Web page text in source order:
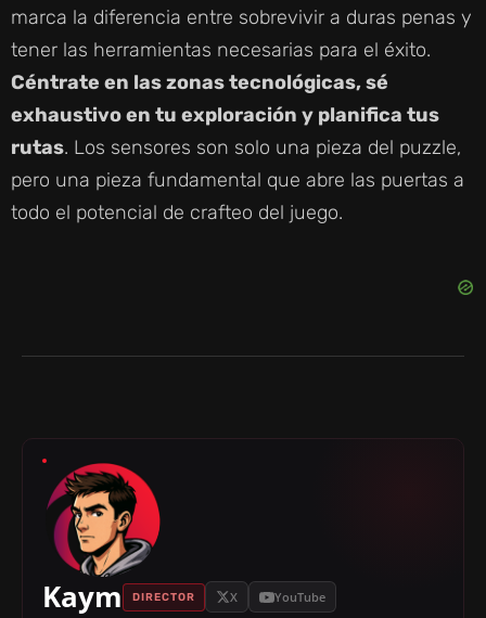
marca la diferencia entre sobrevivir a duras penas y
tener las herramientas necesarias para el éxito.
Céntrate en las zonas tecnológicas, sé
exhaustivo en tu exploración y planifica tus
rutas. Los sensores son solo una pieza del puzzle,
pero una pieza fundamental que abre las puertas a
todo el potencial de crafteo del juego.
Kaym DIRECTOR X YouTube